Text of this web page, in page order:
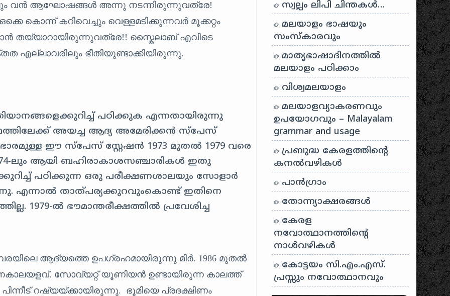
വൻ ആഘോഷങ്ങൾ അന്നു നടന്നിരുന്നുവത്രേ!
കൊന്ന് കറിവെച്ചും വെള്ളമടിക്കുന്നവർ മൂക്കറ്റം
തയ്യാറായിരുന്നുവത്രേ!! സ്കൈലാബ് എവിടെ
എല്ലാവരിലും ഭീതിയുണ്ടാക്കിയിരുന്നു.
പഠിക്കുക എന്നതായിരുന്നു
അയച്ച ആദ്യ അമേരിക്കൻ സ്പേസ്
ഈ സ്പേസ് സ്റ്റേഷൻ 1973 മുതൽ 1979 വരെ
74-ലും ആയി ബഹിരാകാശസഞ്ചാരികൾ ഇതു
പഠിക്കുന്ന ഒരു പരീക്ഷണശാലയും സോളാർ
എന്നാൽ താത്പര്യക്കുറവുംകൊണ്ട് ഇതിനെ
1979-ൽ ഭൗമാന്തരീക്ഷത്തിൽ പ്രവേശിച്ച
ആദ്യത്തെ ഉപഗ്രഹമായിരുന്നു മിർ. 1986 മുതൽ
സോവ്യറ്റ് യൂണിയൻ ഉണ്ടായിരുന്ന കാലത്ത്
റഷ്യയ്‌ക്കായിരുന്നു. ഭൂമിയെ പ്രദക്ഷിണം
സ്വല്പം ലിപി ചിന്തകൾ…
മലയാളം ഭാഷയും
സംസ്കാരവും
മാതൃഭാഷാദിനത്തിൽ
മലയാളം പഠിക്കാം
വിശ്വമലയാളം
മലയാളവ്യാകരണവും
ഉപയോഗവും – Malayalam
grammar and usage
പ്രബുദ്ധ കേരളത്തിന്റെ
കനൽവഴികൾ
പാന്‍ഗ്രാം
തോന്ന്യാക്ഷരങ്ങള്‍
കേരള
നവോത്ഥാനത്തിന്റെ
നാൾവഴികൾ
കോട്ടയം സി.എം.എസ്.
പ്രസ്സും നവോത്ഥാനവും